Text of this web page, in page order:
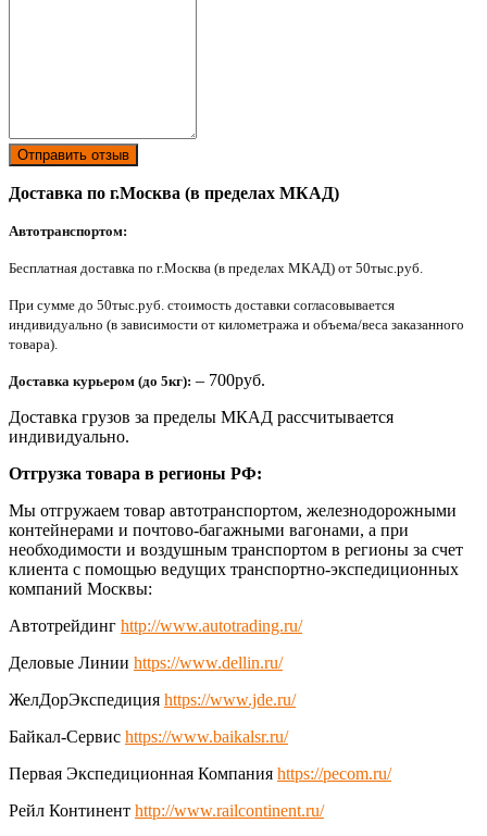
Отправить отзыв
Доставка по г.Москва (в пределах МКАД)
Автотранспортом:
Бесплатная доставка по г.Москва (в пределах МКАД) от 50тыс.руб.
При сумме до 50тыс.руб. стоимость доставки согласовывается
индивидуально (в зависимости от километража и объема/веса заказанного
товара).
Доставка курьером (до 5кг): – 700руб.
Доставка грузов за пределы МКАД рассчитывается
индивидуально.
Отгрузка товара в регионы РФ:
Мы отгружаем товар автотранспортом, железнодорожными
контейнерами и почтово-багажными вагонами, а при
необходимости и воздушным транспортом в регионы за счет
клиента с помощью ведущих транспортно-экспедиционных
компаний Москвы:
Автотрейдинг http://www.autotrading.ru/
Деловые Линии https://www.dellin.ru/
ЖелДорЭкспедиция https://www.jde.ru/
Байкал-Сервис https://www.baikalsr.ru/
Первая Экспедиционная Компания https://pecom.ru/
Рейл Континент http://www.railcontinent.ru/